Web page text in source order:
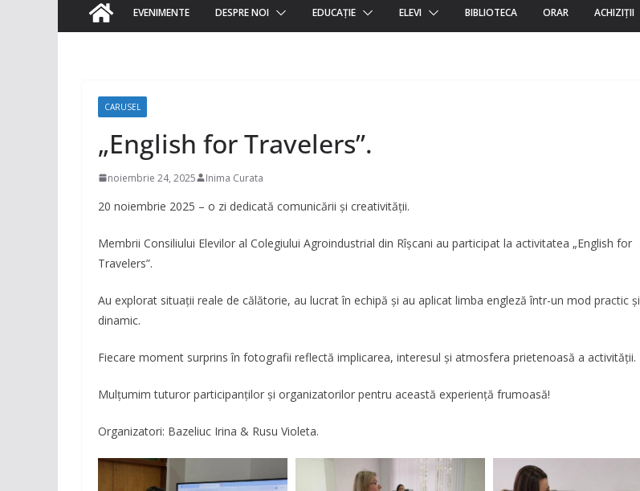
EVENIMENTE DESPRE NOI EDUCAŢIE ELEVI BIBLIOTECA ORAR ACHIZIȚII
CARUSEL
„English for Travelers”.
noiembrie 24, 2025 Inima Curata
20 noiembrie 2025 – o zi dedicată comunicării și creativității.
Membrii Consiliului Elevilor al Colegiului Agroindustrial din Rîșcani au participat la activitatea „English for
Travelers”.
Au explorat situații reale de călătorie, au lucrat în echipă și au aplicat limba engleză într-un mod practic și
dinamic.
Fiecare moment surprins în fotografii reflectă implicarea, interesul și atmosfera prietenoasă a activității.
Mulțumim tuturor participanților și organizatorilor pentru această experiență frumoasă!
Organizatori: Bazeliuc Irina & Rusu Violeta.